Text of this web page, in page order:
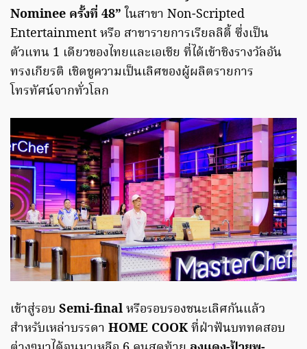
Nominee ครั้งที่ 48” ในสาขา Non-Scripted
Entertainment หรือ สาขารายการเรียลลิตี้ ซึ่งเป็น
ตัวแทน 1 เดียวของไทยและเอเชีย ที่ได้เข้าชิงรางวัลอัน
ทรงเกียรติ เชิดชูความเป็นเลิศของผู้ผลิตรายการ
โทรทัศน์จากทั่วโลก
เข้าสู่รอบ Semi-finalหรือรอบรองชนะเลิศกันแล้ว
สำหรับเหล่าบรรดา HOME COOKที่ฝ่าฟันบททดสอบ